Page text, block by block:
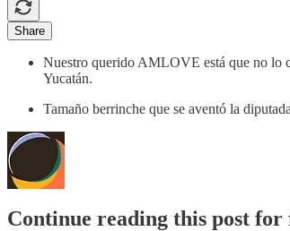
Share
Nuestro querido AMLOVE está que no lo
Yucatán.
Tamaño berrinche que se aventó la
Continue reading this post